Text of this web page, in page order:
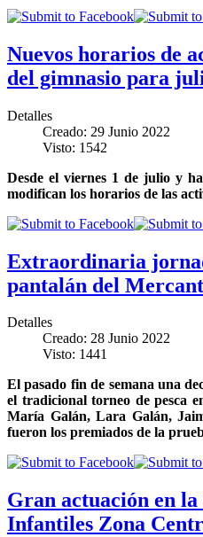
Nuevos horarios de
del gimnasio para
Detalles
Creado: 29 Junio 2022
Visto: 1542
Desde el viernes 1 de julio y
modifican los horarios de las
Extraordinaria
pantalán del
Detalles
Creado: 28 Junio 2022
Visto: 1441
El pasado fin de semana una
el tradicional torneo de pesca
María Galán, Lara Galán,
fueron los premiados de la
Gran actuación en
Infantiles Zona